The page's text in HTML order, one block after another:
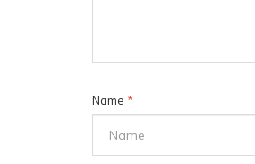
Name *